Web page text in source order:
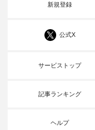
新規登録
公式X
サービストップ
記事ランキング
ヘルプ